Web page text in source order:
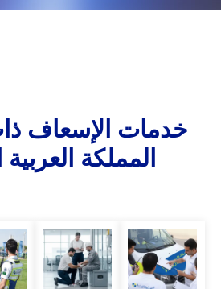
خدمات الإسعاف
المملكة